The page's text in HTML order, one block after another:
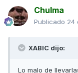
Chulma
Publicado 24
XABIC dijo:
Lo malo de